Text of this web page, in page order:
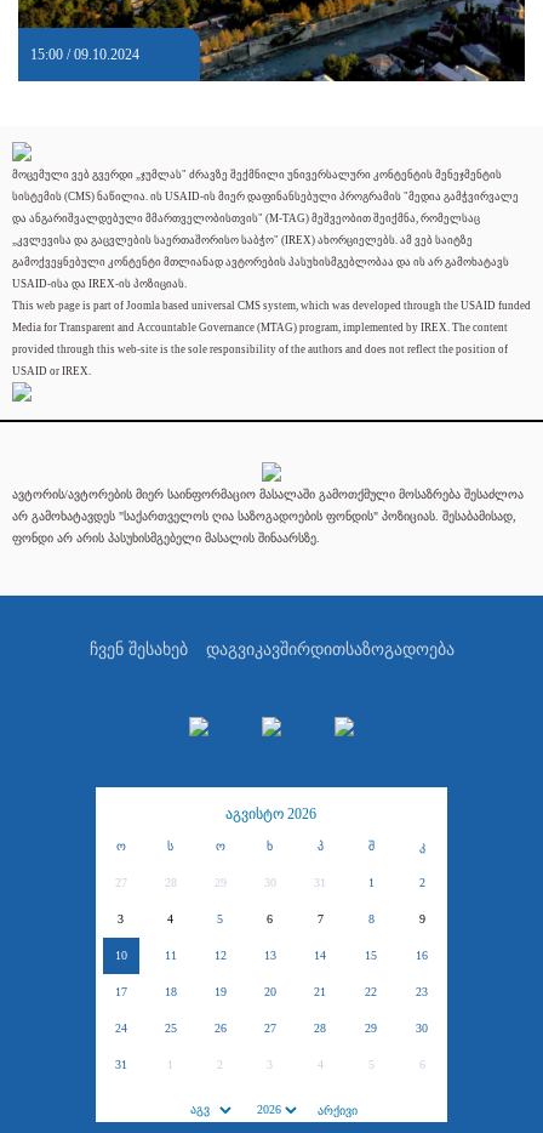
15:00 / 09.10.2024
მოცემული ვებ გვერდი „ჯუმლას" ძრავზე შექმნილი უნივერსალური კონტენტის მენეჯმენტის
სისტემის (CMS) ნაწილია. ის USAID-ის მიერ დაფინანსებული პროგრამის "მედია გამჭვირვალე
და ანგარიშვალდებული მმართველობისთვის" (M-TAG) მეშვეობით შეიქმნა, რომელსაც
„კვლევისა და გაცვლების საერთაშორისო საბჭო" (IREX) ახორციელებს. ამ ვებ საიტზე
გამოქვეყნებული კონტენტი მთლიანად ავტორების პასუხისმგებლობაა და ის არ გამოხატავს
USAID-ისა და IREX-ის პოზიციას.
This web page is part of Joomla based universal CMS system, which was developed through the USAID funded
Media for Transparent and Accountable Governance (MTAG) program, implemented by IREX. The content
provided through this web-site is the sole responsibility of the authors and does not reflect the position of
USAID or IREX.
ავტორის/ავტორების მიერ საინფორმაციო მასალაში გამოთქმული მოსაზრება შესაძლოა
არ გამოხატავდეს "საქართველოს ღია საზოგადოების ფონდის" პოზიციას. შესაბამისად,
ფონდი არ არის პასუხისმგებელი მასალის შინაარსზე.
ჩვენ შესახებ დაგვიკავშირდითსაზოგადოება
აგვისტო 2026
ო ს ო ხ პ შ კ
27 28 29 30 31 1 2
3 4 5 6 7 8 9
10 11 12 13 14 15 16
17 18 19 20 21 22 23
24 25 26 27 28 29 30
31 1 2 3 4 5 6